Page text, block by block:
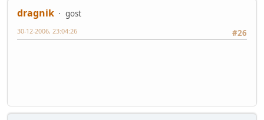
dragnik
gost
#26
30-12-2006, 23:04:26